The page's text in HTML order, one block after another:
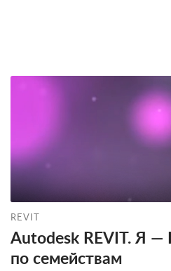
REVIT
Autodesk REVIT. Я —
по семействам